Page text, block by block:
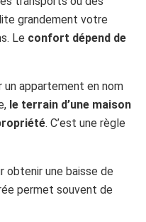
grandement votre
Le confort dépend de
appartement en nom
le terrain d’une maison
. C’est une règle
obtenir une baisse de
permet souvent de